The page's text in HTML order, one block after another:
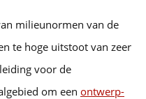
milieunormen van de
te hoge uitstoot van zeer
voor de
om een ontwerp-